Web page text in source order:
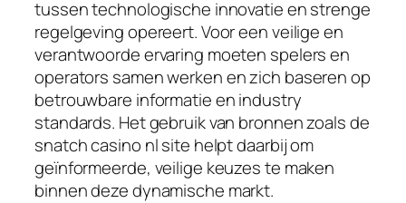
tussen technologische innovatie en strenge
regelgeving opereert. Voor een veilige en
verantwoorde ervaring moeten spelers en
operators samen werken en zich baseren op
betrouwbare informatie en industry
standards. Het gebruik van bronnen zoals de
snatch casino nl site helpt daarbij om
geïnformeerde, veilige keuzes te maken
binnen deze dynamische markt.